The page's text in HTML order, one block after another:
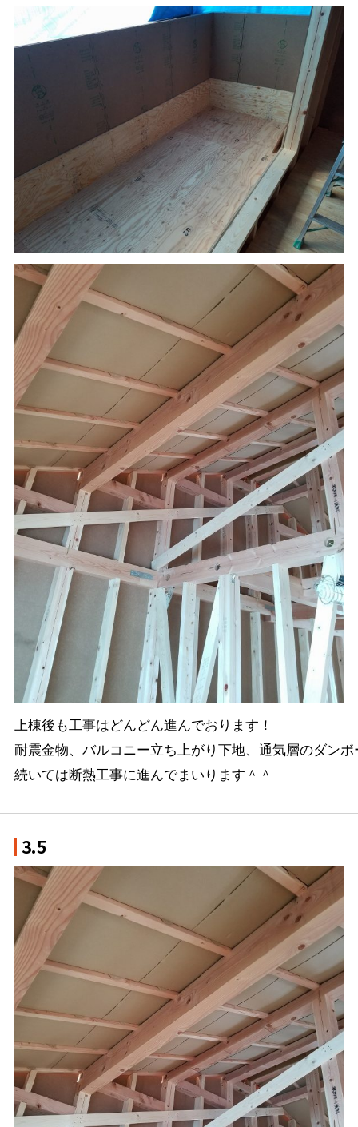
上棟後も工事はどんどん進んでおります！
耐震金物、バルコニー立ち上がり下地、通気層のダン
続いては断熱工事に進んでまいります＾＾
3.5